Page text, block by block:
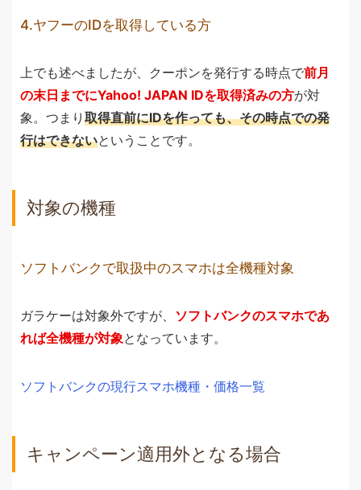
4.ヤフーのIDを取得している方
上でも述べましたが、クーポンを発行する時点で前月
の末日までにYahoo! JAPAN IDを取得済みの方が対
象。つまり 取得直前にIDを作っても、その時点での発
行はできないということです。
対象の機種
ソフトバンクで取扱中のスマホは全機種対象
ガラケーは対象外ですが、 ソフトバンクのスマホであ
れば全機種が対象となっています。
ソフトバンクの現行スマホ機種・価格一覧
キャンペーン適用外となる場合